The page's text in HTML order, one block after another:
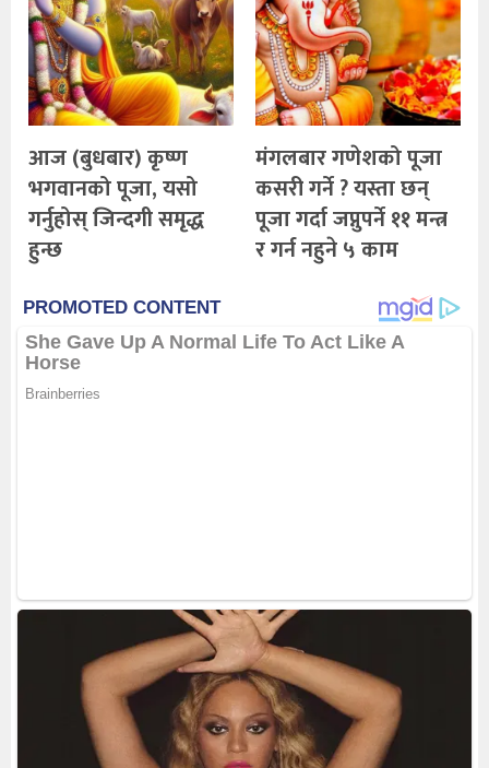
आज (बुधबार) कृष्ण
भगवानको पूजा, यसो
गर्नुहोस् जिन्दगी समृद्ध
हुन्छ
मंगलबार गणेशको पूजा
कसरी गर्ने ? यस्ता छन्
पूजा गर्दा जप्नुपर्ने ११ मन्त्र
र गर्न नहुने ५ काम